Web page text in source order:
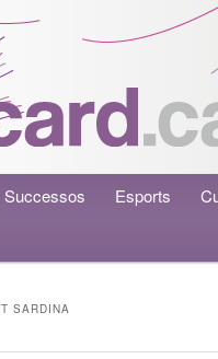
Successos Esports
SARDINA